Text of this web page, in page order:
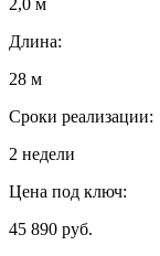
2,0 м
Длина:
28 м
Сроки реализации:
2 недели
Цена под ключ:
45 890 руб.